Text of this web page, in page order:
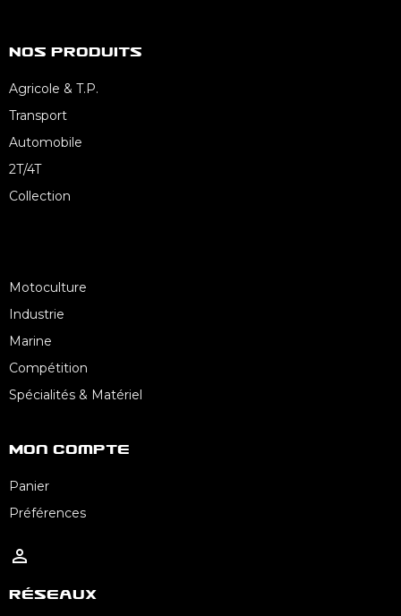
Nos Produits
Agricole & T.P.
Transport
Automobile
2T/4T
Collection
Motoculture
Industrie
Marine
Compétition
Spécialités & Matériel
Mon Compte
Panier
Préférences

Réseaux